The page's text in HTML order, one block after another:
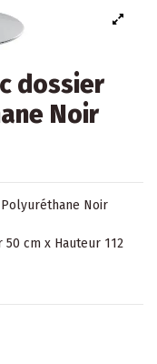
dossier
Noir
Noir
50 cm x Hauteur 112